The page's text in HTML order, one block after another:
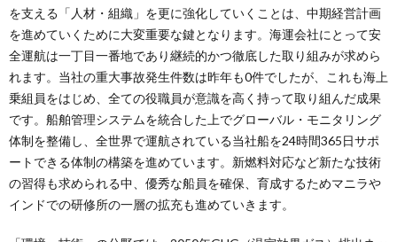
を支える「人材・組織」を更に強化していくことは、中期経営計画
を進めていくために大変重要な鍵となります。海運会社にとって安
全運航は一丁目一番地であり継続的かつ徹底した取り組みが求めら
れます。当社の重大事故発生件数は昨年も0件でしたが、これも海上
乗組員をはじめ、全ての役職員が意識を高く持って取り組んだ成果
です。船舶管理システムを統合した上でグローバル・モニタリング
体制を整備し、全世界で運航されている当社船を24時間365日サポ
ートできる体制の構築を進めています。新燃料対応など新たな技術
の習得も求められる中、優秀な船員を確保、育成するためマニラや
インドでの研修所の一層の拡充も進めていきます。